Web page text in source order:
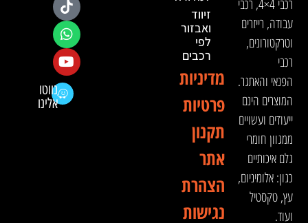
רכבי 4×4, רכבי
עבודה, רייזרים
וטרקטורונים,
רכבי
הפנאי והאתגר.
המוצרים הינם
ייעודים ועשויים
ממגוון חומרי
גלם איכותיים
כגון: אלומיניום,
עץ, טקסטיל
ועוד.
זיווד
ואבזור
לפי
רכבים
מדיניות
פרטיות
תקנון
אתר
הצהרת
נגישות
נווטו
אלינו